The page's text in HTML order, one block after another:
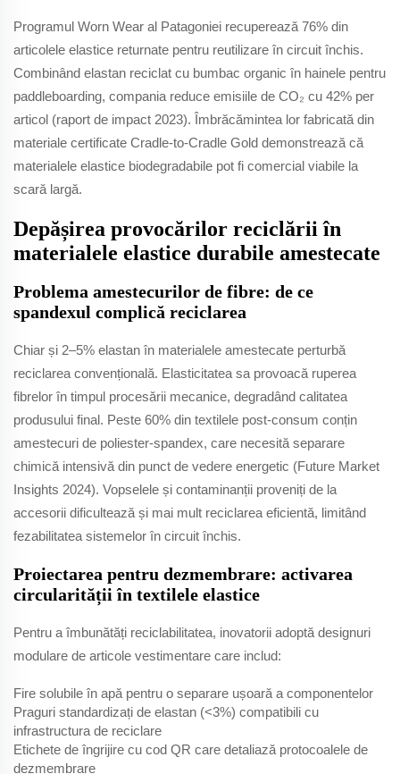
Programul Worn Wear al Patagoniei recuperează 76% din
articolele elastice returnate pentru reutilizare în circuit închis.
Combinând elastan reciclat cu bumbac organic în hainele pentru
paddleboarding, compania reduce emisiile de CO₂ cu 42% per
articol (raport de impact 2023). Îmbrăcămintea lor fabricată din
materiale certificate Cradle-to-Cradle Gold demonstrează că
materialele elastice biodegradabile pot fi comercial viabile la
scară largă.
Depășirea provocărilor reciclării în
materialele elastice durabile amestecate
Problema amestecurilor de fibre: de ce
spandexul complică reciclarea
Chiar și 2–5% elastan în materialele amestecate perturbă
reciclarea convențională. Elasticitatea sa provoacă ruperea
fibrelor în timpul procesării mecanice, degradând calitatea
produsului final. Peste 60% din textilele post-consum conțin
amestecuri de poliester-spandex, care necesită separare
chimică intensivă din punct de vedere energetic (Future Market
Insights 2024). Vopselele și contaminanții proveniți de la
accesorii dificultează și mai mult reciclarea eficientă, limitând
fezabilitatea sistemelor în circuit închis.
Proiectarea pentru dezmembrare: activarea
circularității în textilele elastice
Pentru a îmbunătăți reciclabilitatea, inovatorii adoptă designuri
modulare de articole vestimentare care includ:
Fire solubile în apă pentru o separare ușoară a componentelor
Praguri standardizați de elastan (<3%) compatibili cu
infrastructura de reciclare
Etichete de îngrijire cu cod QR care detaliază protocoalele de
dezmembrare